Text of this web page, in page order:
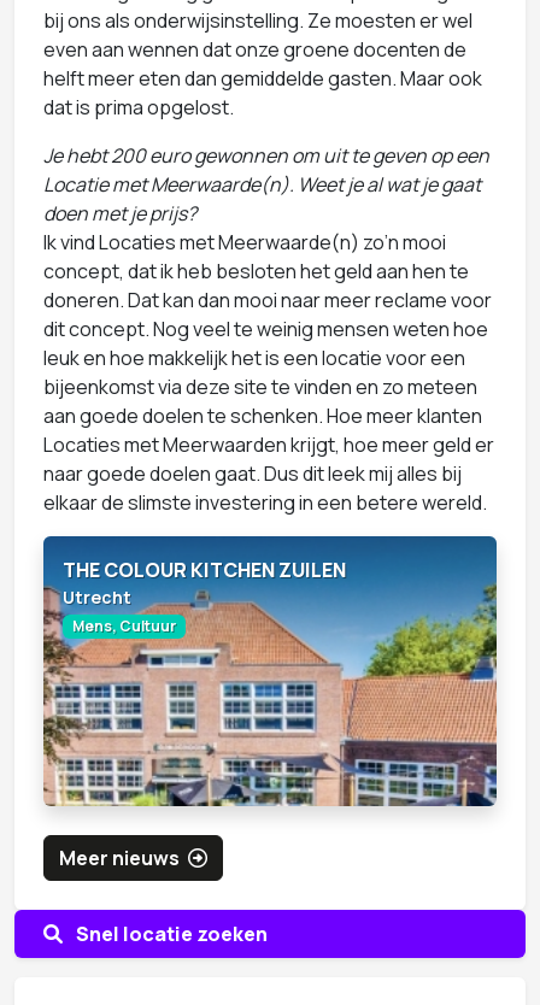
Snel locatie zoeken
bij ons als onderwijsinstelling. Ze moesten er wel
even aan wennen dat onze groene docenten de
helft meer eten dan gemiddelde gasten. Maar ook
dat is prima opgelost.
Je hebt 200 euro gewonnen om uit te geven op een
Locatie met Meerwaarde(n). Weet je al wat je gaat
doen met je prijs?
Ik vind Locaties met Meerwaarde(n) zo’n mooi
concept, dat ik heb besloten het geld aan hen te
doneren. Dat kan dan mooi naar meer reclame voor
dit concept. Nog veel te weinig mensen weten hoe
leuk en hoe makkelijk het is een locatie voor een
bijeenkomst via deze site te vinden en zo meteen
aan goede doelen te schenken. Hoe meer klanten
Locaties met Meerwaarden krijgt, hoe meer geld er
naar goede doelen gaat. Dus dit leek mij alles bij
elkaar de slimste investering in een betere wereld.
THE COLOUR KITCHEN ZUILEN
Utrecht
Mens, Cultuur
Meer nieuws